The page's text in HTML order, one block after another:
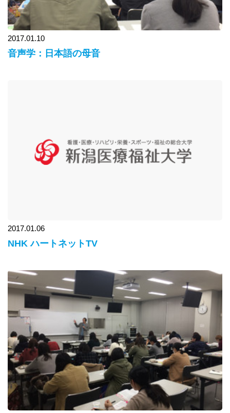
2017.01.10
音声学：日本語の母音
2017.01.06
NHK ハートネットTV